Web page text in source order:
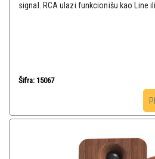
signal. RCA ulazi funkcionišu kao Line
Šifra: 15067